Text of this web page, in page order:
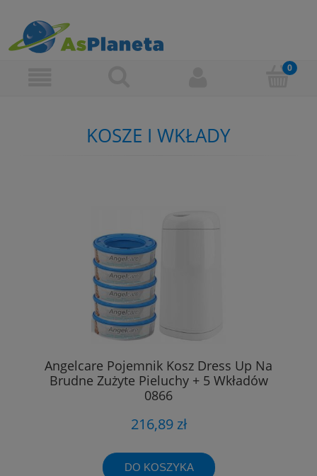
KOSZE I WKŁADY
Angelcare Pojemnik Kosz Dress Up Na
Brudne Zużyte Pieluchy + 5 Wkładów
0866
216,89 zł
DO KOSZYKA